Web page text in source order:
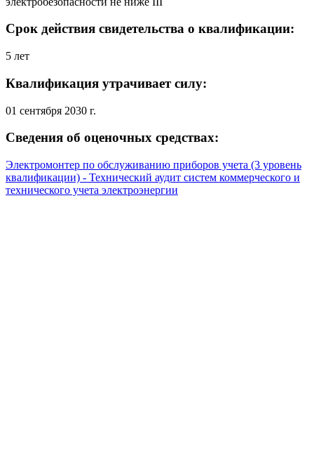
Срок действия свидетельства о квалификации:
5 лет
Квалификация утрачивает силу:
01 сентября 2030 г.
Сведения об оценочных средствах:
Электромонтер по обслуживанию приборов учета (3 уровень
квалификации) - Технический аудит систем коммерческого и
технического учета электроэнергии